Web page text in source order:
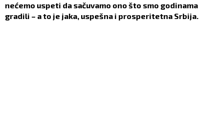
nećemo uspeti da sačuvamo ono što smo godinama
gradili – a to je jaka, uspešna i prosperitetna Srbija.